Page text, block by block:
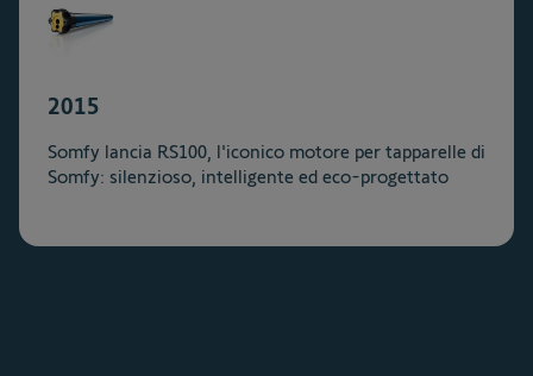
2015
Somfy lancia RS100, l'iconico motore per tapparelle di
Somfy: silenzioso, intelligente ed eco-progettato